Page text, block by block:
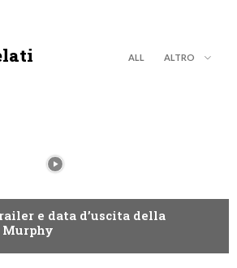
ALL ALTRO
e data d’uscita della
Murphy